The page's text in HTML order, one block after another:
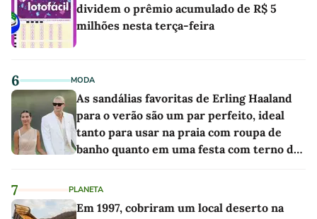
dividem o prêmio acumulado de R$ 5
milhões nesta terça-feira
6 MODA
As sandálias favoritas de Erling Haaland
para o verão são um par perfeito, ideal
tanto para usar na praia com roupa de
banho quanto em uma festa com terno de
7 PLANETA
Em 1997, cobriram um local deserto na